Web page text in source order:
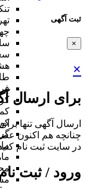
ثبت آگهی
×
×
برای ارسال
ارسال آگهی تنها
چنانچه هم‌ اکنون
در سایت ثبت نام
ورود / ثبت